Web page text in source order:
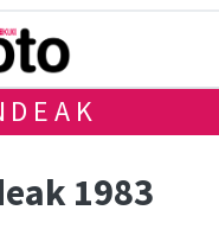
1983